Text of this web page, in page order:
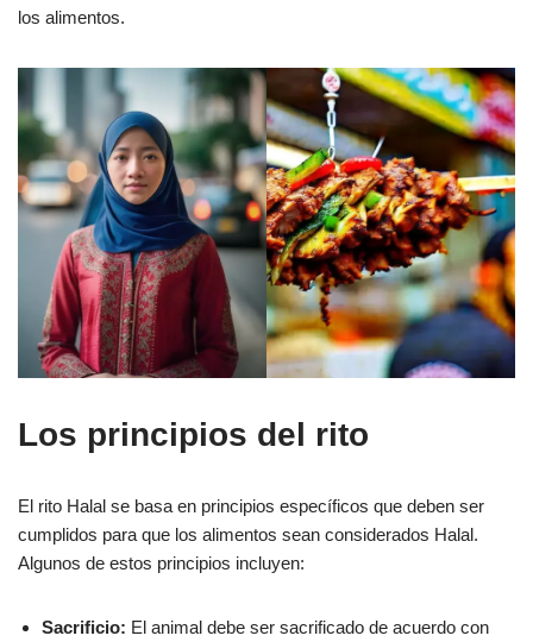
los alimentos.
Los principios del rito
El rito Halal se basa en principios específicos que deben ser
cumplidos para que los alimentos sean considerados Halal.
Algunos de estos principios incluyen:
Sacrificio: El animal debe ser sacrificado de acuerdo con